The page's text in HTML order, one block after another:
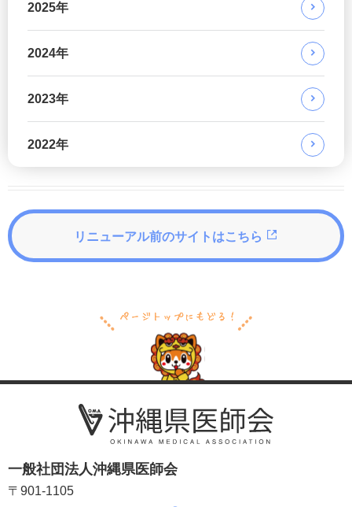
2025年
2024年
2023年
2022年
リニューアル前のサイトはこちら
一般社団法人沖縄県医師会
〒901-1105